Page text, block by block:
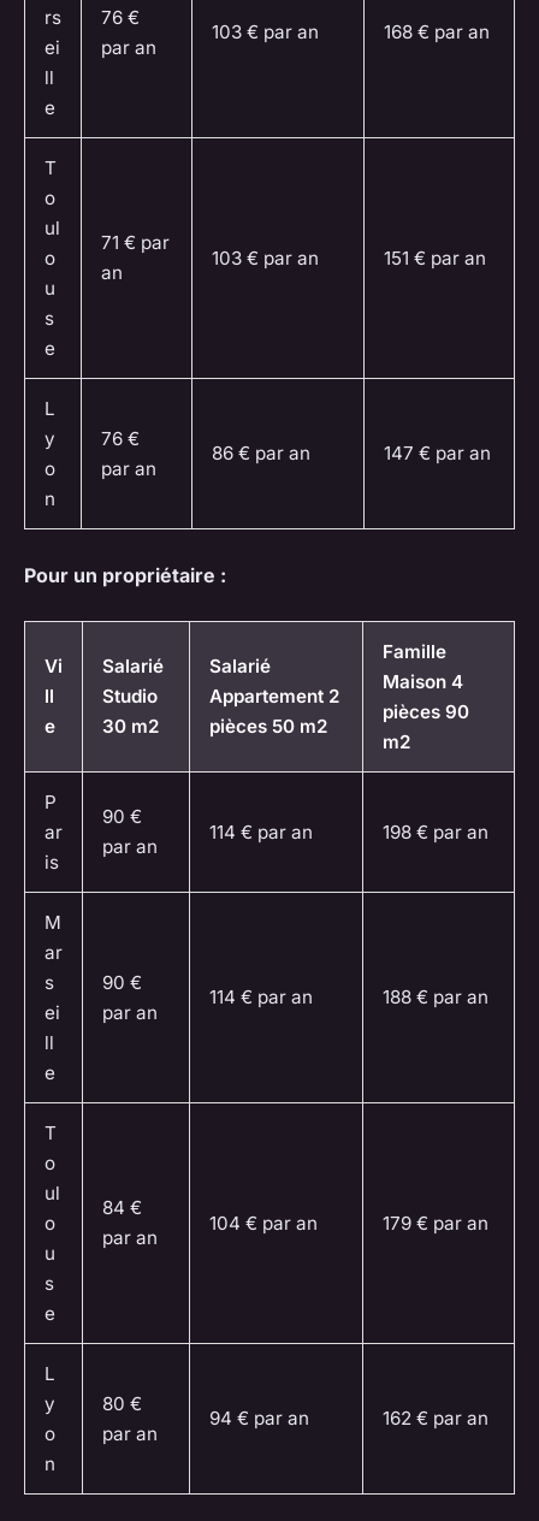
rs
ei
ll
e
76 €
par an
103 € par an 168 € par an
T
o
ul
o
u
s
e
71 € par
an
103 € par an 151 € par an
L
y
o
n
76 €
par an
86 € par an 147 € par an
Pour un propriétaire :
Vi
ll
e
Salarié
Studio
30 m2
Salarié
Appartement 2
pièces 50 m2
Famille
Maison 4
pièces 90
m2
P
ar
is
90 €
par an
114 € par an 198 € par an
M
ar
s
ei
ll
e
90 €
par an
114 € par an 188 € par an
T
o
ul
o
u
s
e
84 €
par an
104 € par an 179 € par an
L
y
o
n
80 €
par an
94 € par an 162 € par an